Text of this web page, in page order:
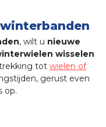
, wilt u nieuwe
wisselen
tot wielen of
gerust even
op.